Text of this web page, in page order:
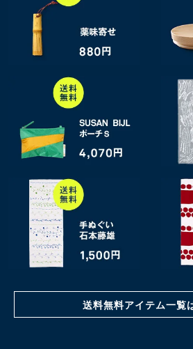
送料無料アイテム一覧